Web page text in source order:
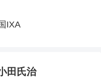
IXA
田氏治